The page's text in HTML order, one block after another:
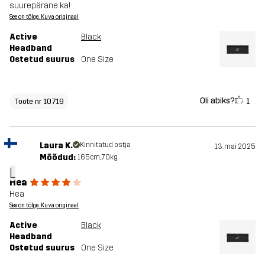
suurepärane ka!
See on tõlge. Kuva originaal
Active
Headband
Black
Ostetud suurus One Size
Toote nr 10719 Oli abiks? 1
L
Laura K. Kinnitatud ostja 13. mai 2025
Mõõdud: 165cm, 70kg
Hea
Hea
See on tõlge. Kuva originaal
Active
Headband
Black
Ostetud suurus One Size